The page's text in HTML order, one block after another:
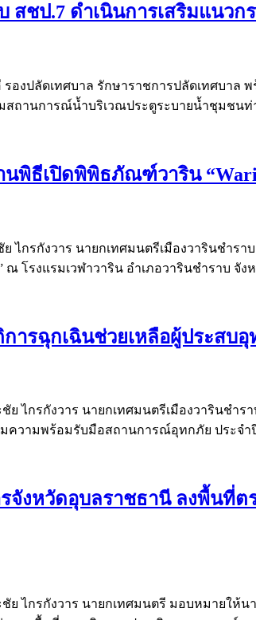
สชป.7 ดำเนินการเสริมแนว
องปลัดเทศบาล รักษาราชการปลัดเทศบาล
สถานการณ์น้ำบริเวณประตูระบายน้ำชุมชนท่
นพิธีเปิดพิพิธภัณฑ์วาริน
ย ไกรกังวาร นายกเทศมนตรีเมืองวารินช
ณ โรงแรมเวฬาวาริน อำเภอวารินชำรา
ารฉุกเฉินช่วยเหลือผู้ประสบ
ะชัย ไกรกังวาร นายกเทศมนตรีเมืองวาริน
ความพร้อมรับมือสถานการณ์อุทกภัย ประจำ
จังหวัดอุบลราชธานี ลงพื้นที่
ะชัย ไกรกังวาร นายกเทศมนตรี มอบหมาย